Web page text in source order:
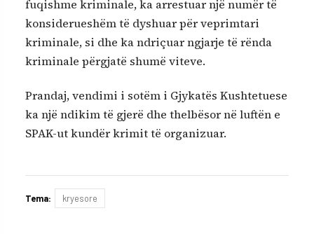
fuqishme kriminale, ka arrestuar një numër të
konsiderueshëm të dyshuar për veprimtari
kriminale, si dhe ka ndriçuar ngjarje të rënda
kriminale përgjatë shumë viteve.
Prandaj, vendimi i sotëm i Gjykatës Kushtetuese
ka një ndikim të gjerë dhe thelbësor në luftën e
SPAK-ut kundër krimit të organizuar.
Tema: kryesore